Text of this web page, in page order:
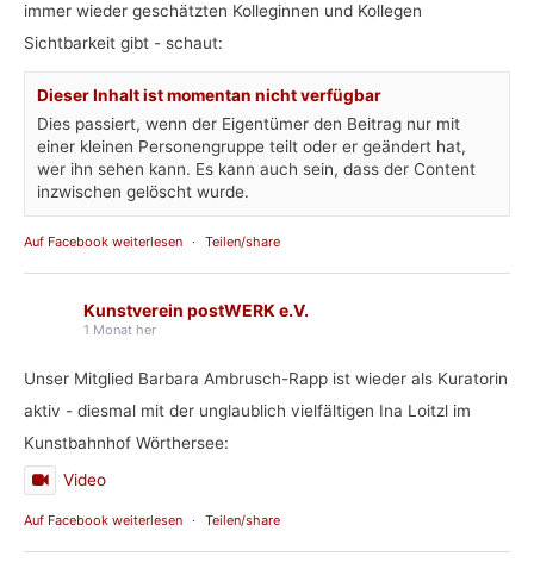
immer wieder geschätzten Kolleginnen und Kollegen
Sichtbarkeit gibt - schaut:
Dieser Inhalt ist momentan nicht verfügbar
Dies passiert, wenn der Eigentümer den Beitrag nur mit
einer kleinen Personengruppe teilt oder er geändert hat,
wer ihn sehen kann. Es kann auch sein, dass der Content
inzwischen gelöscht wurde.
Auf Facebook weiterlesen · Teilen/share
Kunstverein postWERK e.V.
1 Monat her
Unser Mitglied Barbara Ambrusch-Rapp ist wieder als Kuratorin
aktiv - diesmal mit der unglaublich vielfältigen Ina Loitzl im
Kunstbahnhof Wörthersee:
Video
Auf Facebook weiterlesen · Teilen/share